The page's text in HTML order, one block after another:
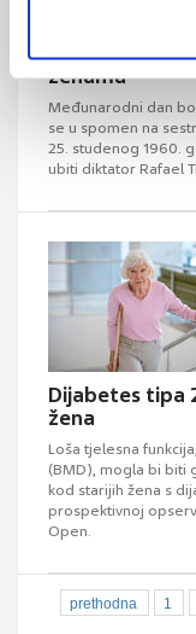
Međunarodni
ženama
Međunarodni dan
se u spomen na
25. studenog 1960.
ubiti diktator Rafael
Dijabetes tipa
žena
Loša tjelesna
(BMD), mogla bi biti
kod starijih žena s
prospektivnoj
Open.
prethodna 1